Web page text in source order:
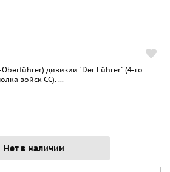
дивизии "Der Führer" (4-го
войск СС). ...
Нет в наличии